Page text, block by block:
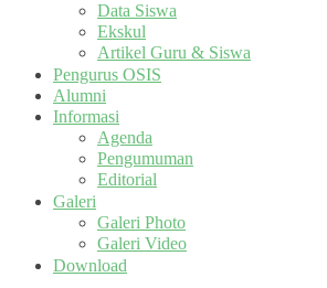
Data Siswa
Ekskul
Artikel Guru & Siswa
Pengurus OSIS
Alumni
Informasi
Agenda
Pengumuman
Editorial
Galeri
Galeri Photo
Galeri Video
Download